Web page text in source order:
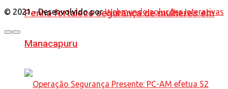
Penha fortalece segurança de mulheres em
Manacapuru
© 2021 - Desenvolvido porWebmundo soluções Interativas